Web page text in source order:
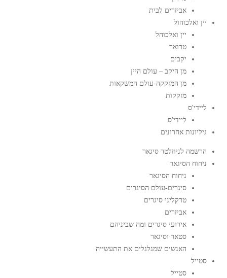
אביזרים לבית
יין ואלכוהול
יין ואלכוהל
טרואר
יקבים
מן היקב – עולם היין
מן המזקקה-עולם המשקאות
מזקקות
ליידי'ס
ליידי'ס
גיליונות אחרונים
הרשמה לניוזלטר סיגאר
ניחוח הסיגאר
ניחוח הסיגאר
סיגרים-עולם הסיגרים
טרקליני סיגרים
אביזרים
אירועי סיגרים ומה שביניהם
סטאר וסיגאר
האנשים שמגלגלים את התעשייה
סטייל
סטייל